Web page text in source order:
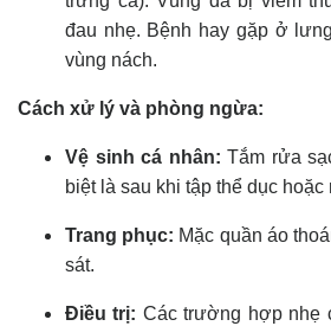
đau nhẹ. Bệnh hay gặp ở
vùng nách.
Cách xử lý và phòng ngừa:
Vệ sinh cá nhân: Tắm rửa
biệt là sau khi tập thể dục hoặc
Trang phục: Mặc quần áo
sát.
Điều trị: Các trường hợp nhẹ